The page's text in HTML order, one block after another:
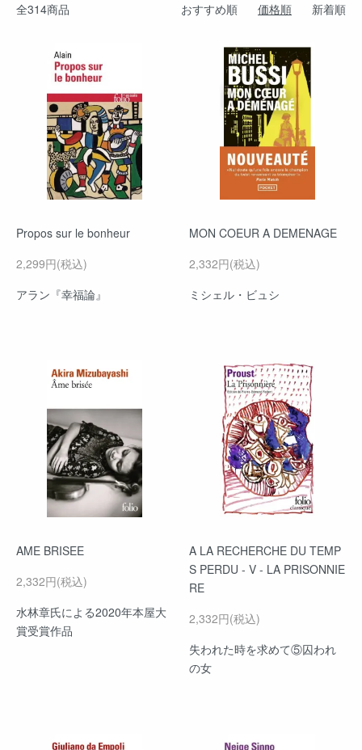
全314商品 おすすめ順 価格順 新着順
Propos sur le bonheur
2,299円(税込)
アラン『幸福論』
MON COEUR A DEMENAGE
2,332円(税込)
ミシェル・ビュシ
AME BRISEE
2,332円(税込)
水林章氏による2020年本屋大
賞受賞作品
A LA RECHERCHE DU TEMP
S PERDU - V - LA PRISONNIE
RE
2,332円(税込)
失われた時を求めて⑤囚われ
の女